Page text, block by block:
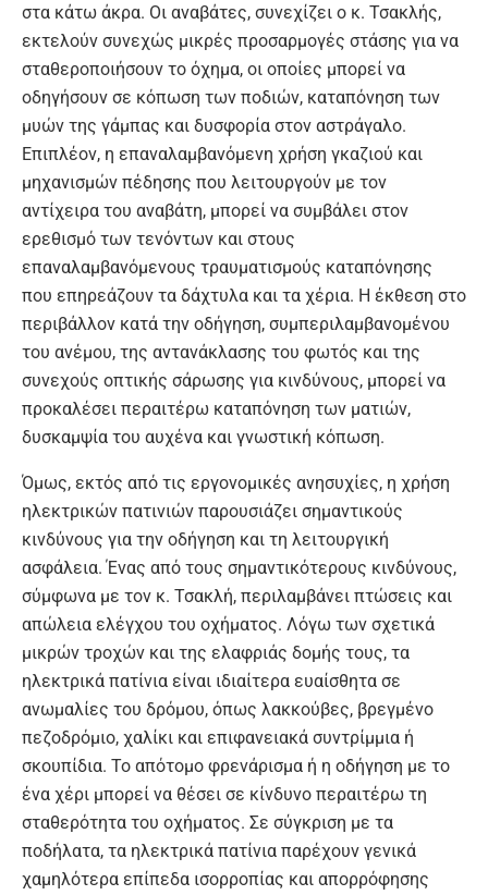
στα κάτω άκρα. Οι αναβάτες, συνεχίζει ο κ. Τσακλής,
εκτελούν συνεχώς μικρές προσαρμογές στάσης για να
σταθεροποιήσουν το όχημα, οι οποίες μπορεί να
οδηγήσουν σε κόπωση των ποδιών, καταπόνηση των
μυών της γάμπας και δυσφορία στον αστράγαλο.
Επιπλέον, η επαναλαμβανόμενη χρήση γκαζιού και
μηχανισμών πέδησης που λειτουργούν με τον
αντίχειρα του αναβάτη, μπορεί να συμβάλει στον
ερεθισμό των τενόντων και στους
επαναλαμβανόμενους τραυματισμούς καταπόνησης
που επηρεάζουν τα δάχτυλα και τα χέρια. Η έκθεση στο
περιβάλλον κατά την οδήγηση, συμπεριλαμβανομένου
του ανέμου, της αντανάκλασης του φωτός και της
συνεχούς οπτικής σάρωσης για κινδύνους, μπορεί να
προκαλέσει περαιτέρω καταπόνηση των ματιών,
δυσκαμψία του αυχένα και γνωστική κόπωση.
Όμως, εκτός από τις εργονομικές ανησυχίες, η χρήση
ηλεκτρικών πατινιών παρουσιάζει σημαντικούς
κινδύνους για την οδήγηση και τη λειτουργική
ασφάλεια. Ένας από τους σημαντικότερους κινδύνους,
σύμφωνα με τον κ. Τσακλή, περιλαμβάνει πτώσεις και
απώλεια ελέγχου του οχήματος. Λόγω των σχετικά
μικρών τροχών και της ελαφριάς δομής τους, τα
ηλεκτρικά πατίνια είναι ιδιαίτερα ευαίσθητα σε
ανωμαλίες του δρόμου, όπως λακκούβες, βρεγμένο
πεζοδρόμιο, χαλίκι και επιφανειακά συντρίμμια ή
σκουπίδια. Το απότομο φρενάρισμα ή η οδήγηση με το
ένα χέρι μπορεί να θέσει σε κίνδυνο περαιτέρω τη
σταθερότητα του οχήματος. Σε σύγκριση με τα
ποδήλατα, τα ηλεκτρικά πατίνια παρέχουν γενικά
χαμηλότερα επίπεδα ισορροπίας και απορρόφησης